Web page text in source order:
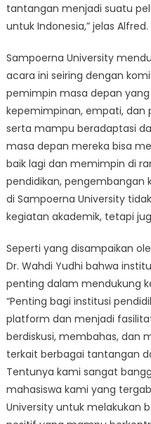
tantangan menjadi suatu
untuk Indonesia,” jelas Alfred.
Sampoerna University
acara ini seiring dengan
pemimpin masa depan
kepemimpinan, empati, dan
serta mampu beradaptasi
masa depan mereka bisa
baik lagi dan memimpin di
pendidikan, pengembangan
di Sampoerna University
kegiatan akademik, tetapi
Seperti yang disampaikan
Dr. Wahdi Yudhi bahwa
penting dalam mendukung
“Penting bagi institusi
platform dan menjadi
berdiskusi, membahas, dan
terkait berbagai tantangan
Tentunya kami sangat
mahasiswa kami yang
University untuk melakukan